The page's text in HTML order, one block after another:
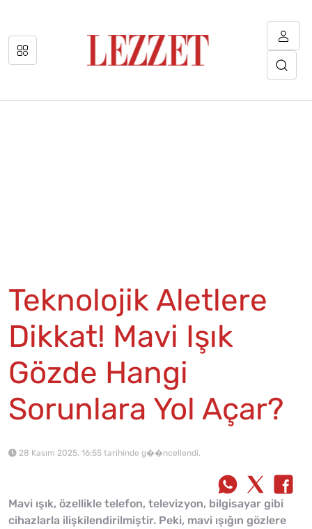
Teknolojik Aletlere
Dikkat! Mavi Işık
Gözde Hangi
Sorunlara Yol Açar?
28 Kasım 2025, 16:55 tarihinde g��ncellendi.
Mavi ışık, özellikle telefon, televizyon, bilgisayar gibi
cihazlarla ilişkilendirilmiştir. Peki, mavi ışığın gözlere